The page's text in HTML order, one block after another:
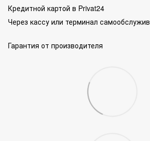
Кредитной картой в Privat24
Через кассу или терминал
Гарантия от производителя